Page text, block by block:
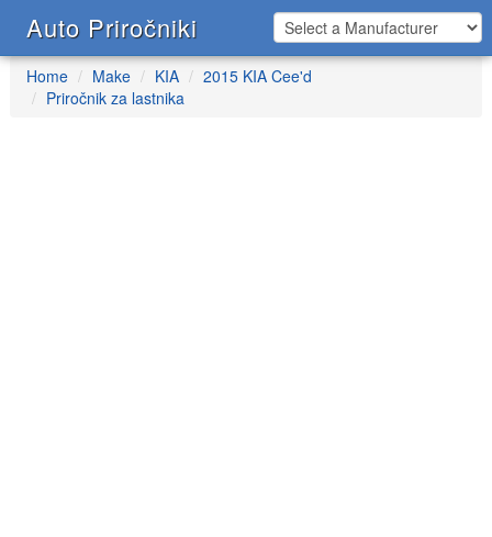
Auto Priročniki
Home Make KIA
2015 KIA Cee'd
Priročnik za lastnika